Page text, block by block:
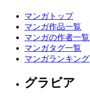
マンガトップ
マンガ作品一覧
マンガの作者一覧
マンガタグ一覧
マンガランキング
グラビア